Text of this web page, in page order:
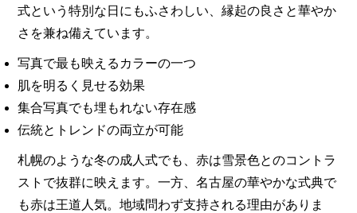
式という特別な日にもふさわしい、縁起の良さと華やか
さを兼ね備えています。
写真で最も映えるカラーの一つ
肌を明るく見せる効果
集合写真でも埋もれない存在感
伝統とトレンドの両立が可能
札幌のような冬の成人式でも、赤は雪景色とのコントラ
ストで抜群に映えます。一方、名古屋の華やかな式典で
も赤は王道人気。地域問わず支持される理由がありま